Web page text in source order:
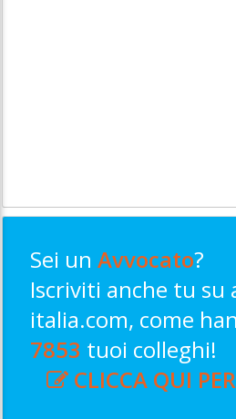
Sei unAvvocato?
Iscriviti anche tu su
italia.com, come
7853 tuoi colleghi!
CLICCA QUI